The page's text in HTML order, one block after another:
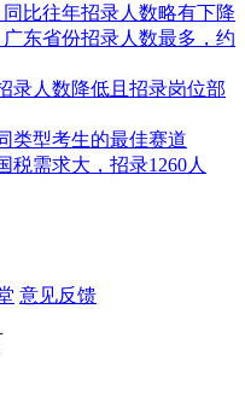
比往年招录人数略有下降
东省份招录人数最多，约
录人数降低且招录岗位部
类型考生的最佳赛道
税需求大，招录1260人
意见反馈